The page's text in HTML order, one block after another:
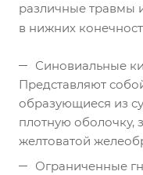
различные травмы
в нижних
Синовиальные
Представляют
образующиеся из
плотную оболочку,
желтоватой
Ограниченные